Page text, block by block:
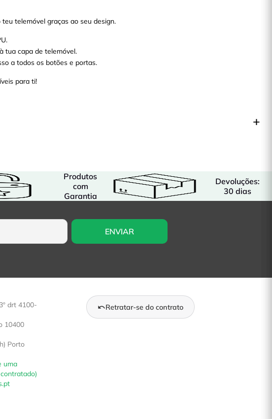
telemóvel graças ao seu design.
tua capa de telemóvel.
a todos os botões e portas.
para ti!
Produtos
com
Garantia
Devoluções:
30 dias
drt 4100-
10400
Porto
uma
Retratar-se do contrato